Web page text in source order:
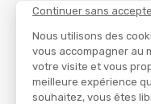
Continuer sans
Nous utilisons des
vous accompagner au
votre visite et vous
meilleure expérience
souhaitez, vous êtes